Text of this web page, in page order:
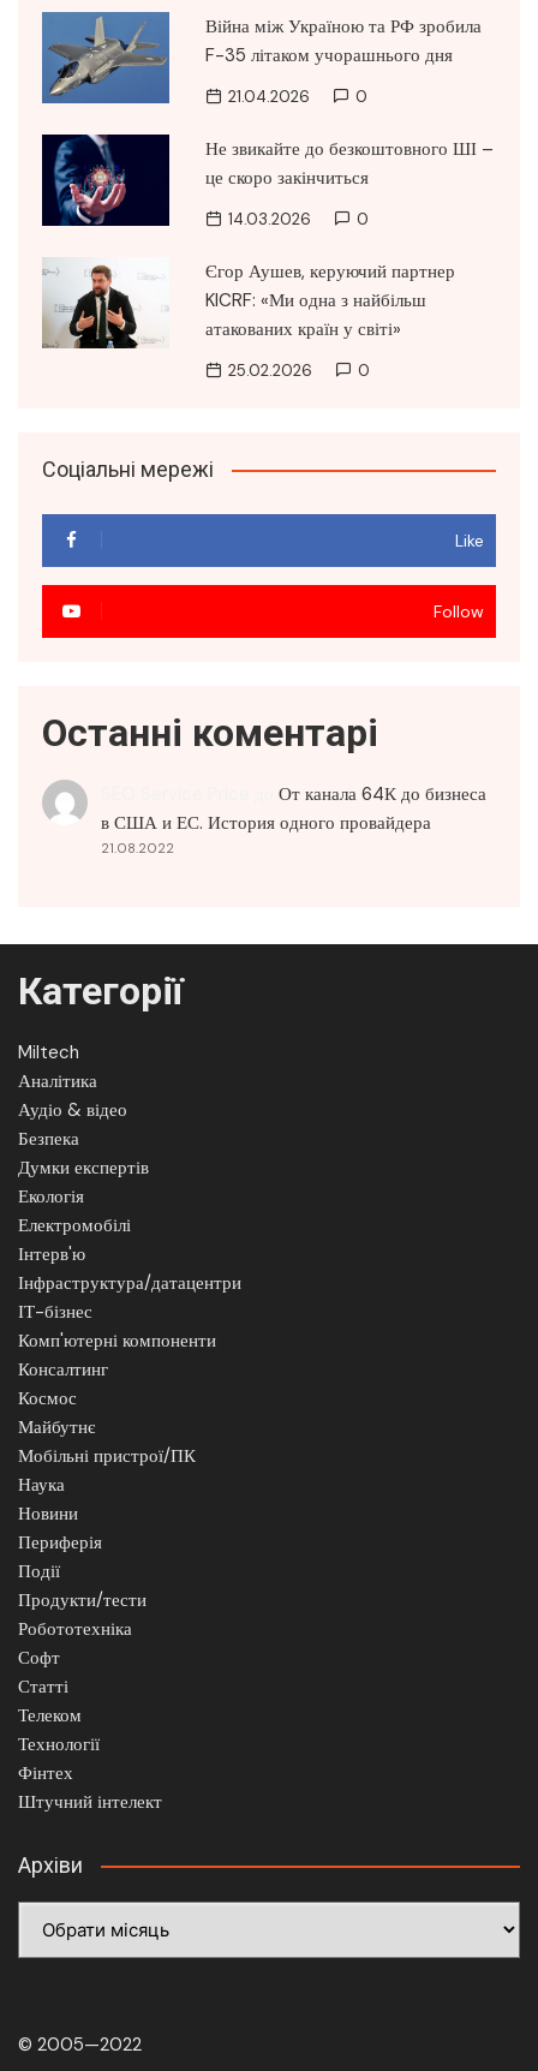
Війна між Україною та РФ зробила
F-35 літаком учорашнього дня
21.04.2026 0
Не звикайте до безкоштовного ШІ –
це скоро закінчиться
14.03.2026 0
Єгор Аушев, керуючий партнер
KICRF: «Ми одна з найбільш
атакованих країн у світі»
25.02.2026 0
Соціальні мережі
Like
Follow
Останні коментарі
От канала 64К до бизнеса
в США и ЕС. История одного провайдера
21.08.2022
Категорії
Miltech
Аналітика
Аудіо & відео
Безпека
Думки експертів
Екологія
Електромобілі
Інтерв'ю
Інфраструктура/датацентри
ІТ-бізнес
Комп'ютерні компоненти
Консалтинг
Космос
Майбутнє
Мобільні пристрої/ПК
Наука
Новини
Периферія
Події
Продукти/тести
Робототехніка
Софт
Статті
Телеком
Технології
Фінтех
Штучний інтелект
Архіви
© 2005—2022